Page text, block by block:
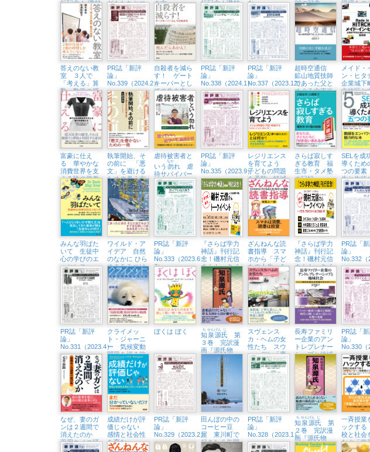
行記念！ 磯村
元信さんトー
クイベント
（5/5㈰、八王
子市生涯学習
センター）
どもたちとつ
くり上げた６
年間の軌跡
き方
行記念！磯村
元信さんトー
クイベント
（4/21㈰、未
来屋書店日の
出店）
4）
20の戦争
現場をの
答えのない教
室 ３人で
「考える」算
数・数学の授
業
PR誌「新評
論」
No.339（2024.2）
自殺者を減ら
す！ ゲート
キーパーとし
ての生き方
PR誌「新評
論」
No.338（2024.1）
PR誌「新評
論」
No.337（2023.12）
超時空通信
鉱山地質技師
であった父と
めぐる中南米
メイド・
ン・ヒ
企業城下
立地区と
企業の未
富豪に仕え
る 華やかな
消費世界を支
える陰の労働
者たち
執筆開始、そ
の前に 「悪
文」を避ける
ための考え方
虐待被害者と
いう 勿
なか
れ 虐
待サバイバー
という生き方
PR誌「新評
論」
No.335（2023.9）
レジリエンス
を育てよう
子どもの問題
を予防・軽減
するYOU CAN
DO IT!
さらば寂しす
ぎる教育 福
生市・タメ塾
の記録
SELを成
導くため
つの要
生と生徒
めのアク
ビティー
みんな羽ばた
いて 生徒中
心の学びのエ
ッセンス
ワイルド・ア
イデア 自然
のなかに ひら
めきをみつけ
にいこう
PR誌「新評
論」
No.333（2023.6・
7）
『さらば学力
神話』刊行記
念！磯村元信
さんトークイ
ベント （7/1
㈯、八王子市
生涯学習セン
ター）
ざんねんな読
書指導 スマ
ホから「子ど
もの人生」を
守った物語
『さらば学力
神話』刊行記
念！磯村元信
さんトークイ
ベント （6/10
㈯、未来屋書
店日の出店）
PR誌「
論」
No.332（
PR誌「新評
論」
No.331（2023.4）
クライメッ
ト・ジャーニ
ー 気候変動
問題を巡る旅
ぼくは ぼく 知
ち
泉
せん
源
げん
氏
じ
第
３巻 完訳漫
画『源氏物
スヴェンス
カ・ヘムの女
性たち スウ
ェーデン「専
業主婦の時
代」の始まり
と終わり
長寿ファミリ
ー企業のアン
トレプレナー
シップと地域
社会 時代を
超える京都ブ
ランド
PR誌「
論」
No.330（
なぜ、妻のガ
ンは２週間で
消えたのか
薬用キノコ研
究一筋27年
成績だけが評
価じゃない
感情と社会性
を育む
（SEL）ため
PR誌「新評
論」
No.329（2023.2）
田んぼの中の
コーヒー豆
屋 東川町で
起きた八年間
の奇跡
PR誌「新評
論」
No.328（2023.1）
知
ち
泉
せん
源
げん
氏
じ
第
２巻 完訳漫
画『源氏物
語』
一斉授業
ックす
校と社会
なぐ「学
ンター」